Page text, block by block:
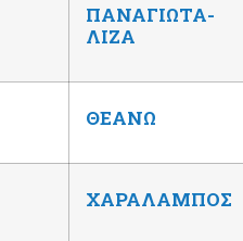
ΠΑΝΑΓΙΩΤΑ-
ΛΙΖΑ
ΘΕΑΝΩ
ΧΑΡΑΛΑΜΠΟΣ